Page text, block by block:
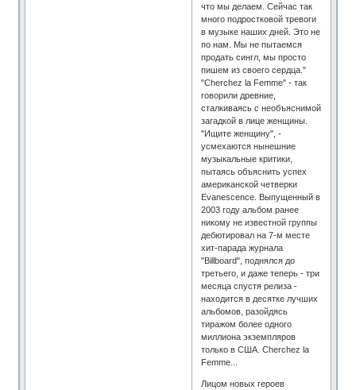
что мы делаем. Сейчас так
много подростковой тревоги
в музыке наших дней. Это не
по нам. Мы не пытаемся
продать сингл, мы просто
пишем из своего сердца."
"Cherchez la Femme" - так
говорили древние,
сталкиваясь с необъяснимой
загадкой в лице женщины.
"Ищите женщину", -
усмехаются нынешние
музыкальные критики,
пытаясь объяснить успех
американской четверки
Evanescence. Выпущенный в
2003 году альбом ранее
никому не известной группы
дебютировал на 7-м месте
хит-парада журнала
"Billboard", поднялся до
третьего, и даже теперь - три
месяца спустя релиза -
находится в десятке лучших
альбомов, разойдясь
тиражом более одного
миллиона экземпляров
только в США. Cherchez la
Femme...
Лицом новых героев